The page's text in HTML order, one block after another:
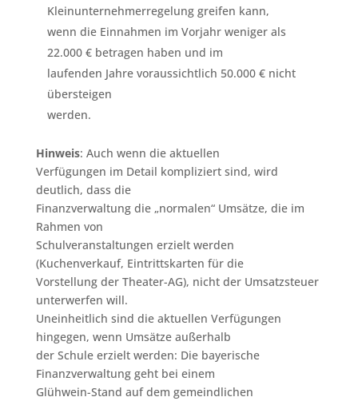
Kleinunternehmerregelung greifen kann,
wenn die Einnahmen im Vorjahr weniger als
22.000 € betragen haben und im
laufenden Jahre voraussichtlich 50.000 € nicht
übersteigen
werden.
Hinweis: Auch wenn die aktuellen
Verfügungen im Detail kompliziert sind, wird
deutlich, dass die
Finanzverwaltung die „normalen“ Umsätze, die im
Rahmen von
Schulveranstaltungen erzielt werden
(Kuchenverkauf, Eintrittskarten für die
Vorstellung der Theater-AG), nicht der Umsatzsteuer
unterwerfen will.
Uneinheitlich sind die aktuellen Verfügungen
hingegen, wenn Umsätze außerhalb
der Schule erzielt werden: Die bayerische
Finanzverwaltung geht bei einem
Glühwein-Stand auf dem gemeindlichen